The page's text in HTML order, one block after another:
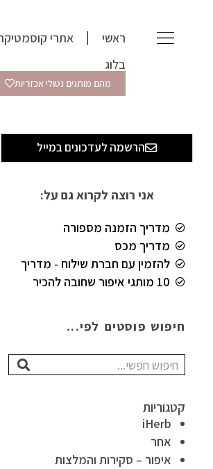
ראשי אתרי
בלוג
מהם מותגים נטולי אכזריות
הרשמה לעדכונים במייל
אני רוצה לקרוא גם על:
מדריך הזמנה מספורה
מדריך מכס
להזמין עם חברת שילוח - מדריך
10 מותגי איפור שחובה להכיר
חיפוש פוסטים לפי...
חיפוש
קטגוריות
iHerb
אחר
איפור – סקירות והמלצות